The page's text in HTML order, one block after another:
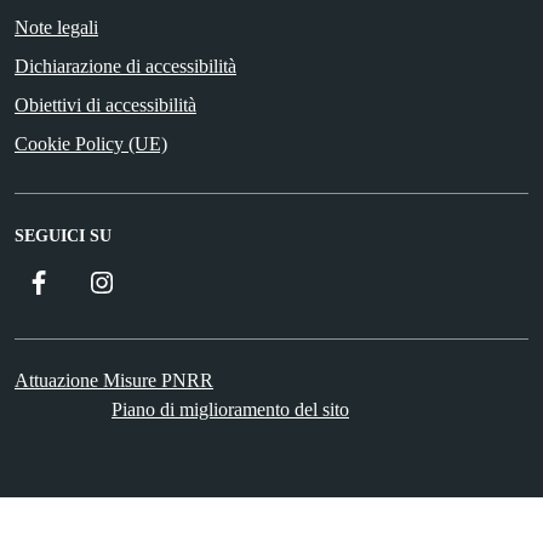
Note legali
Dichiarazione di accessibilità
Obiettivi di accessibilità
Cookie Policy (UE)
SEGUICI SU
Facebook
Attuazione Misure PNRR
Piano di miglioramento del sito